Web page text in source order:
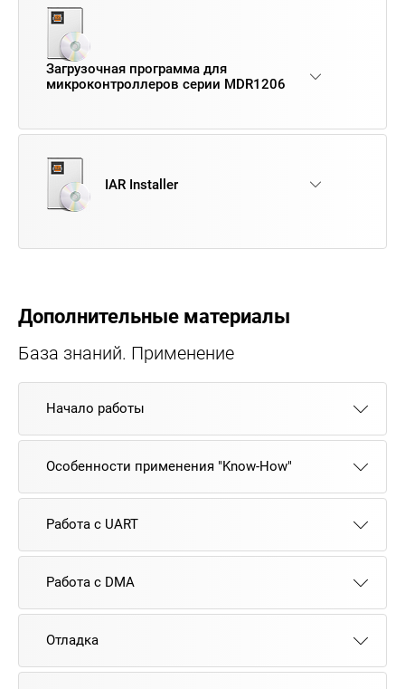
Загрузочная программа для
микроконтроллеров серии MDR1206
IAR Installer
Дополнительные материалы
База знаний. Применение
Начало работы
Особенности применения "Know-How"
Работа с UART
Работа с DMA
Отладка